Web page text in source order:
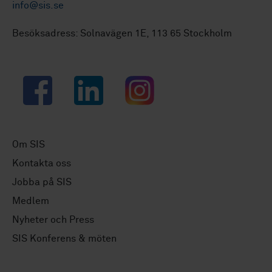
info@sis.se
Besöksadress: Solnavägen 1E, 113 65 Stockholm
Facebook LinkedIn Instagram
Om SIS
Kontakta oss
Jobba på SIS
Medlem
Nyheter och Press
SIS Konferens & möten